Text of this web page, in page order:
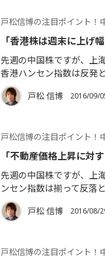
戸松信博の注目ポイント！
「香港株は週末に上げ
先週の中国株ですが、上
香港ハンセン指数は反発
戸松 信博 2016/09/
戸松信博の注目ポイント！
「不動産価格上昇に対
先週の中国株ですが、上
ンセン指数は揃って反落
戸松 信博 2016/08/
戸松信博の注目ポイント！